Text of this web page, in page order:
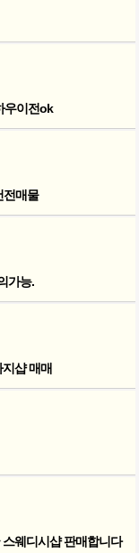
우이전ok
전매물
가능.
샵 매매
웨디시샵 판매합니다